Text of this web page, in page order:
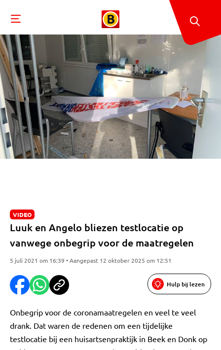
VIDEO
Luuk en Angelo bliezen testlocatie op
vanwege onbegrip voor de maatregelen
5 juli 2021 om 16:39 • Aangepast 12 oktober 2025 om 12:51
Hulp bij lezen
Onbegrip voor de coronamaatregelen en veel te veel
drank. Dat waren de redenen om een tijdelijke
testlocatie bij een huisartsenpraktijk in Beek en Donk op